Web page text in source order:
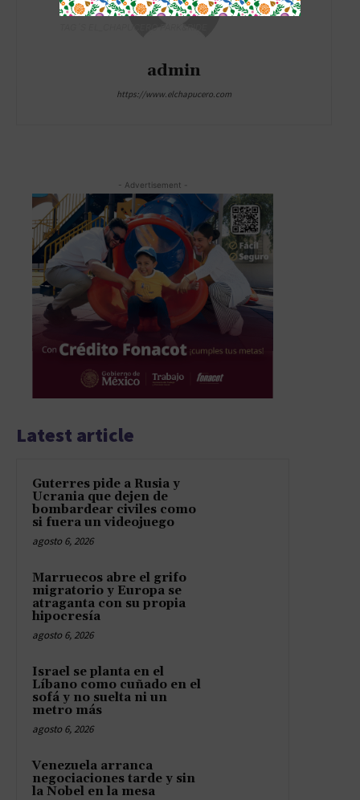
admin
https://www.elchapucero.com
- Advertisement -
Latest article
Guterres pide a Rusia y
Ucrania que dejen de
bombardear civiles como
si fuera un videojuego
agosto 6, 2026
Marruecos abre el grifo
migratorio y Europa se
atraganta con su propia
hipocresía
agosto 6, 2026
Israel se planta en el
Líbano como cuñado en el
sofá y no suelta ni un
metro más
agosto 6, 2026
Venezuela arranca
negociaciones tarde y sin
la Nobel en la mesa